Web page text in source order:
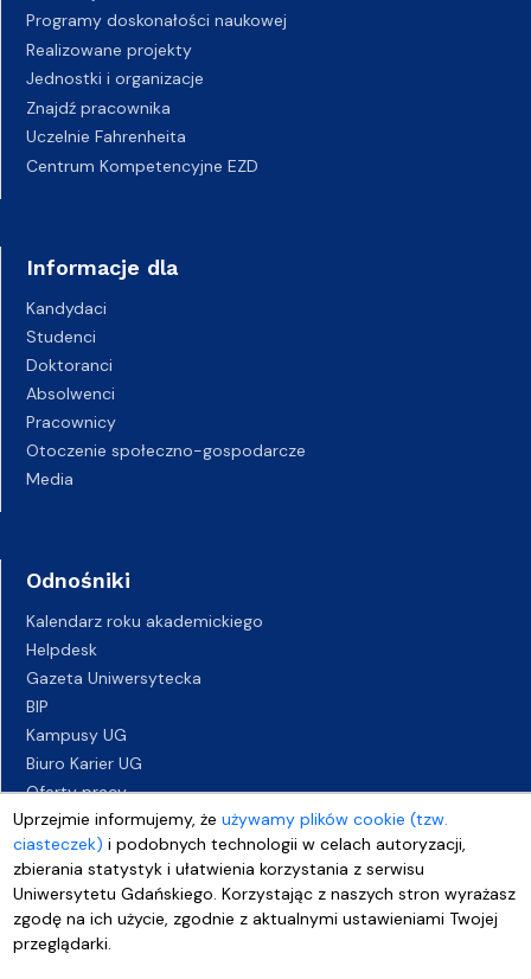
Uprzejmie informujemy, żeużywamy plików cookie (tzw.
ciasteczek) i podobnych technologii w celach autoryzacji,
zbierania statystyk i ułatwienia korzystania z serwisu
Uniwersytetu Gdańskiego. Korzystając z naszych stron wyrażasz
zgodę na ich użycie, zgodnie z aktualnymi ustawieniami Twojej
przeglądarki.
Programy doskonałości naukowej
Realizowane projekty
Jednostki i organizacje
Znajdź pracownika
Uczelnie Fahrenheita
Centrum Kompetencyjne EZD
Informacje dla
Kandydaci
Studenci
Doktoranci
Absolwenci
Pracownicy
Otoczenie społeczno-gospodarcze
Media
Odnośniki
Kalendarz roku akademickiego
Helpdesk
Gazeta Uniwersytecka
BIP
Kampusy UG
Biuro Karier UG
Oferty pracy
Deklaracja dostępności